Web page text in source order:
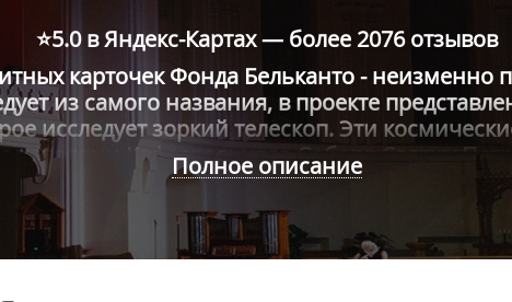
⭐5.0 в Яндекс-Картах — более 2076 отзывов
карточек Фонда Бельканто - неизменно
из самого названия, в проекте
исследует зоркий телескоп. Эти
сводами Кафедрального Собора Святых
И.С.Баха, Л.ван Бетховена в
им.А.А.Юрлова, Центрального
оркестра "Молодая Москва", ансамбля
голос этого старинного
Полное описание